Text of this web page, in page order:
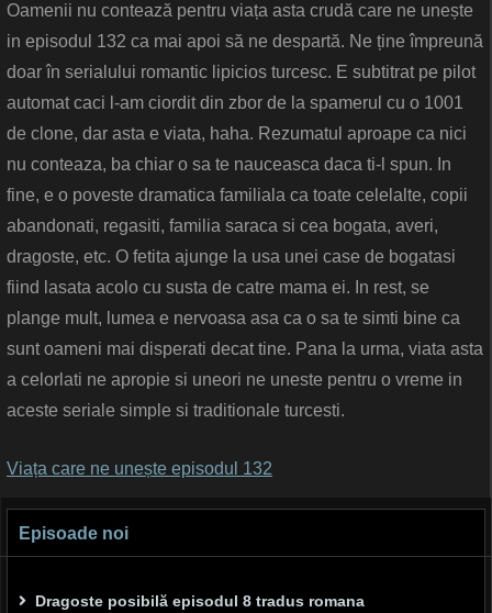
Oamenii nu contează pentru viața asta crudă care ne unește
in episodul 132 ca mai apoi să ne despartă. Ne ține împreună
doar în serialului romantic lipicios turcesc. E subtitrat pe pilot
automat caci l-am ciordit din zbor de la spamerul cu o 1001
de clone, dar asta e viata, haha. Rezumatul aproape ca nici
nu conteaza, ba chiar o sa te nauceasca daca ti-l spun. In
fine, e o poveste dramatica familiala ca toate celelalte, copii
abandonati, regasiti, familia saraca si cea bogata, averi,
dragoste, etc. O fetita ajunge la usa unei case de bogatasi
fiind lasata acolo cu susta de catre mama ei. In rest, se
plange mult, lumea e nervoasa asa ca o sa te simti bine ca
sunt oameni mai disperati decat tine. Pana la urma, viata asta
a celorlati ne apropie si uneori ne uneste pentru o vreme in
aceste seriale simple si traditionale turcesti.
Viața care ne unește episodul 132
Episoade noi
Dragoste posibilă episodul 8 tradus romana